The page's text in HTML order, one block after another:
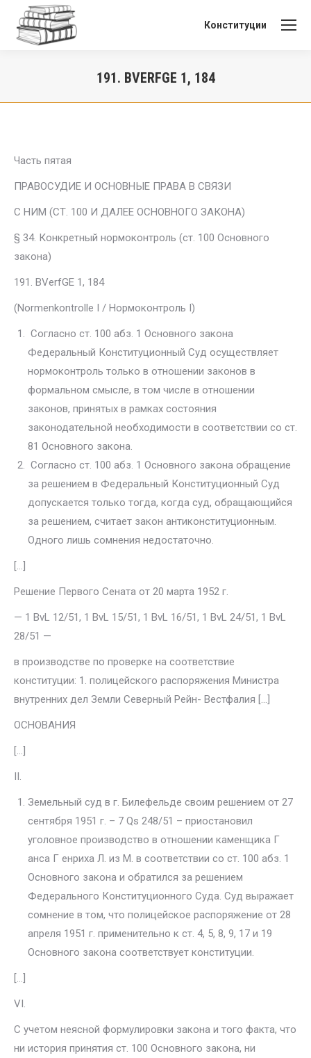
Конституции
191. BVERFGE 1, 184
Часть пятая
ПРАВОСУДИЕ И ОСНОВНЫЕ ПРАВА В СВЯЗИ
С НИМ (СТ. 100 И ДАЛЕЕ ОСНОВНОГО ЗАКОНА)
§ 34. Конкретный нормоконтроль (ст. 100 Основного
закона)
191. BVerfGE 1, 184
(Normenkontrolle I / Нормоконтроль I)
Согласно ст. 100 абз. 1 Основного закона
Федеральный Конститу­ционный Суд осуществляет
нормоконтроль только в отношении законов в
формальном смысле, в том числе в отношении
законов, принятых в рам­ках состояния
законодательной необходимости в соответствии со ст.
81 Основного закона.
Согласно ст. 100 абз. 1 Основного закона обращение
за решением в Федеральный Конституционный Суд
допускается только тогда, когда суд, обращающийся
за решением, считает закон антиконституционным.
Одного лишь сомнения недостаточно.
[…]
Решение Первого Сената от 20 марта 1952 г.
— 1 BvL 12/51, 1 BvL 15/51, 1 BvL 16/51, 1 BvL 24/51, 1 BvL
28/51 —
в производстве по проверке на соответствие
конституции: 1. полицей­ского распоряжения Министра
внутренних дел Земли Северный Рейн- Вестфалия […]
ОСНОВАНИЯ
[…]
II.
Земельный суд в г. Билефельде своим решением от 27
сентября 1951 г. – 7 Qs 248/51 – приостановил
уголовное производство в отно­шении каменщика Г
анса Г енриха Л. из М. в соответствии со ст. 100 абз. 1
Основного закона и обратился за решением
Федерального Конституци­онного Суда. Суд выражает
сомнение в том, что полицейское распоряже­ние от 28
апреля 1951 г. применительно к ст. 4, 5, 8, 9, 17 и 19
Основного закона соответствует конституции.
[…]
VI.
С учетом неясной формулировки закона и того факта, что
ни история принятия ст. 100 Основного закона, ни